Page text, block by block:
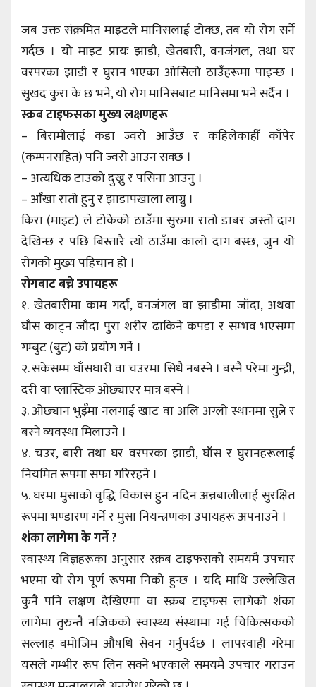
जब उक्त संक्रमित माइटले मानिसलाई टोक्छ, तब यो रोग सर्ने
गर्दछ । यो माइट प्रायः झाडी, खेतबारी, वनजंगल, तथा घर
वरपरका झाडी र घुरान भएका ओसिलो ठाउँहरूमा पाइन्छ ।
सुखद कुरा के छ भने, यो रोग मानिसबाट मानिसमा भने सर्दैन ।
स्क्रब टाइफसका मुख्य लक्षणहरू
– बिरामीलाई कडा ज्वरो आउँछ र कहिलेकाहीँ काँपेर
(कम्पनसहित) पनि ज्वरो आउन सक्छ ।
– अत्यधिक टाउको दुख्नु र पसिना आउनु ।
– आँखा रातो हुनु र झाडापखाला लाग्नु ।
किरा (माइट) ले टोकेको ठाउँमा सुरुमा रातो डाबर जस्तो दाग
देखिन्छ र पछि बिस्तारै त्यो ठाउँमा कालो दाग बस्छ, जुन यो
रोगको मुख्य पहिचान हो ।
रोगबाट बच्ने उपायहरू
१. खेतबारीमा काम गर्दा, वनजंगल वा झाडीमा जाँदा, अथवा
घाँस काट्न जाँदा पुरा शरीर ढाकिने कपडा र सम्भव भएसम्म
गम्बुट (बुट) को प्रयोग गर्ने ।
२. सकेसम्म घाँसघारी वा चउरमा सिधै नबस्ने । बस्नै परेमा गुन्द्री,
दरी वा प्लास्टिक ओछ्याएर मात्र बस्ने ।
३. ओछ्यान भुइँमा नलगाई खाट वा अलि अग्लो स्थानमा सुत्ने र
बस्ने व्यवस्था मिलाउने ।
४. चउर, बारी तथा घर वरपरका झाडी, घाँस र घुरानहरूलाई
नियमित रूपमा सफा गरिरहने ।
५. घरमा मुसाको वृद्धि विकास हुन नदिन अन्नबालीलाई सुरक्षित
रूपमा भण्डारण गर्ने र मुसा नियन्त्रणका उपायहरू अपनाउने ।
शंका लागेमा के गर्ने ?
स्वास्थ्य विज्ञहरूका अनुसार स्क्रब टाइफसको समयमै उपचार
भएमा यो रोग पूर्ण रूपमा निको हुन्छ । यदि माथि उल्लेखित
कुनै पनि लक्षण देखिएमा वा स्क्रब टाइफस लागेको शंका
लागेमा तुरुन्तै नजिकको स्वास्थ्य संस्थामा गई चिकित्सकको
सल्लाह बमोजिम औषधि सेवन गर्नुपर्दछ । लापरवाही गरेमा
यसले गम्भीर रूप लिन सक्ने भएकाले समयमै उपचार गराउन